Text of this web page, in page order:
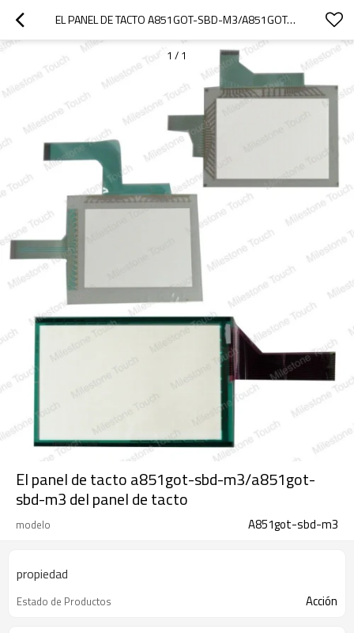
EL PANEL DE TACTO A851GOT-SBD-M3/A851GOT-SBD-M3 DEL PANEL DE TACTO
1 / 1
El panel de tacto a851got-sbd-m3/a851got-
sbd-m3 del panel de tacto
modelo A851got-sbd-m3
propiedad
Estado de Productos Acción